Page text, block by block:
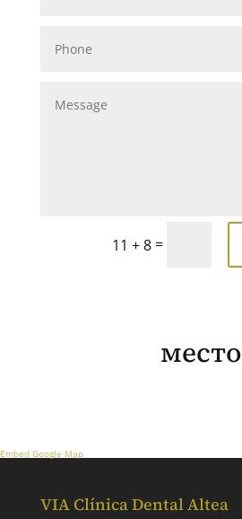
11 + 8 =
место
Embed Google Map
VIA Clínica Dental Altea